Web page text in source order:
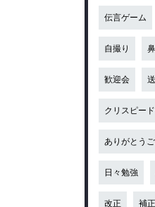
伝言ゲーム
自撮り
歓迎会
クリスピー
ありがとう
日々勉強
改正 補正